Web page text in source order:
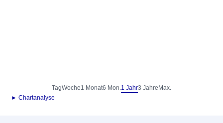
TagWoche1 Monat6 Mon.1 Jahr3 Jahre Max.
► Chartanalyse